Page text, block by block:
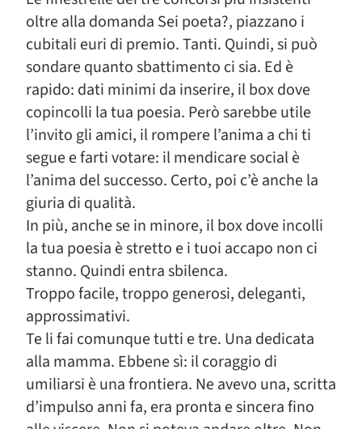
oltre alla domanda Sei poeta?, piazzano i
cubitali euri di premio. Tanti. Quindi, si può
sondare quanto sbattimento ci sia. Ed è
rapido: dati minimi da inserire, il box dove
copincolli la tua poesia. Però sarebbe utile
l’invito gli amici, il rompere l’anima a chi ti
segue e farti votare: il mendicare social è
l’anima del successo. Certo, poi c’è anche la
giuria di qualità.
In più, anche se in minore, il box dove incolli
la tua poesia è stretto e i tuoi accapo non ci
stanno. Quindi entra sbilenca.
Troppo facile, troppo generosi, deleganti,
approssimativi.
Te li fai comunque tutti e tre. Una dedicata
alla mamma. Ebbene sì: il coraggio di
umiliarsi è una frontiera. Ne avevo una, scritta
d’impulso anni fa, era pronta e sincera fino